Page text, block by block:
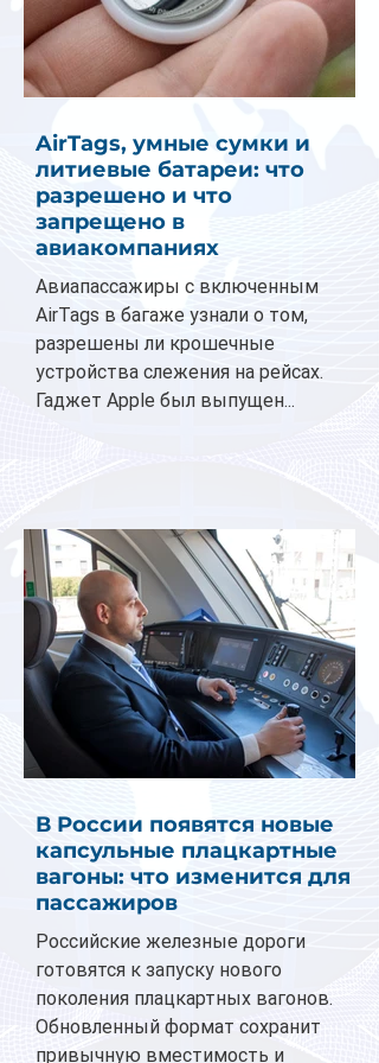
AirTags, умные сумки и
литиевые батареи: что
разрешено и что
запрещено в
авиакомпаниях
Авиапассажиры с включенным
AirTags в багаже узнали о том,
разрешены ли крошечные
устройства слежения на рейсах.
Гаджет Apple был выпущен...
В России появятся новые
капсульные плацкартные
вагоны: что изменится для
пассажиров
Российские железные дороги
готовятся к запуску нового
поколения плацкартных вагонов.
Обновленный формат сохранит
привычную вместимость и